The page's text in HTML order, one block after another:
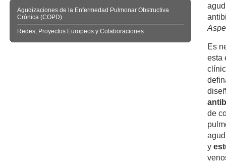
Es
esta
de
y
Agudizaciones de la Enfermedad Pulmonar Obstructiva
Crónica (COPD)
Redes, Proyectos Europeos y Colaboraciones